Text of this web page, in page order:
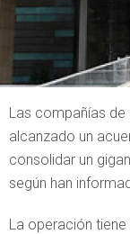
Las compañías de
alcanzado un
consolidar un
según han
La operación